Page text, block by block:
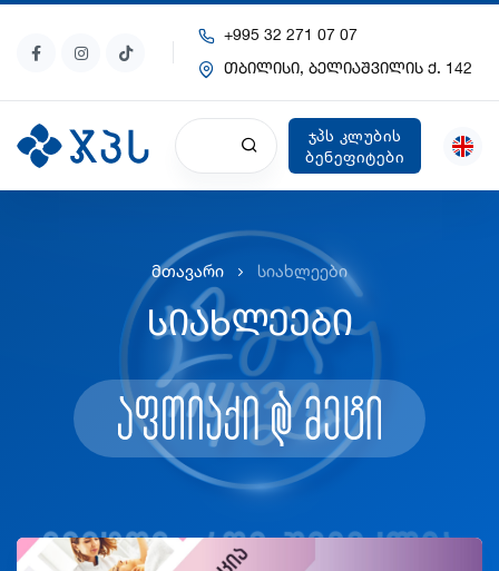
+995 32 271 07 07
თბილისი, ბელიაშვილის ქ. 142
ჯპს კლუბის
ბენეფიტები
მთავარი სიახლეები
სიახლეები